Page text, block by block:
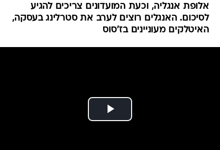
אלופת אנגליה, וכעת המועדונים צריכים להגיע
לסיכום. האנגלים רוצים לערב את סטרלינג בעסקה,
האיטלקים מעוניינים בז'סוס